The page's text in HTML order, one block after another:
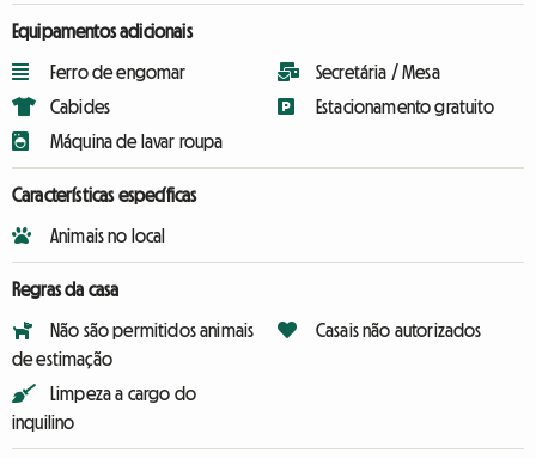
Equipamentos adicionais
Ferro de engomar
Cabides
Máquina de lavar roupa
Secretária / Mesa
Estacionamento gratuito
Características específicas
Animais no local
Regras da casa
Não são permitidos animais
de estimação
Limpeza a cargo do
inquilino
Casais não autorizados